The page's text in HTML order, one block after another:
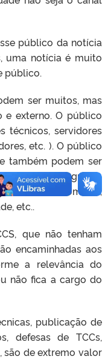
público da notícia
uma notícia é muito
público.
ser muitos, mas
e externo.O público
técnicos, servidores
etc. ). O público
também podem ser
geográfica
econômicos,
etc..
que não tenham
encaminhadas aos
a relevância do
não fica a cargo do
publicação de
defesas de TCCs,
são de extremo valor